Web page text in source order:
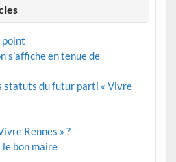
point
s’affiche en tenue de
statuts du futur parti « Vivre
Rennes » ?
le bon maire